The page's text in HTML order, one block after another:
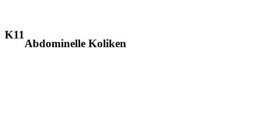
K11
Abdominelle Koliken